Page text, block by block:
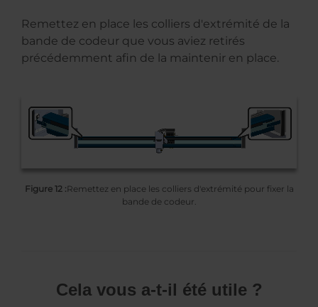
Remettez en place les colliers d'extrémité de la
bande de codeur que vous aviez retirés
précédemment afin de la maintenir en place.
Figure 12 :Remettez en place les colliers d'extrémité pour fixer la
bande de codeur.
Cela vous a-t-il été utile ?